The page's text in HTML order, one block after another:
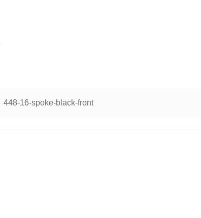
448-16-spoke-black-front